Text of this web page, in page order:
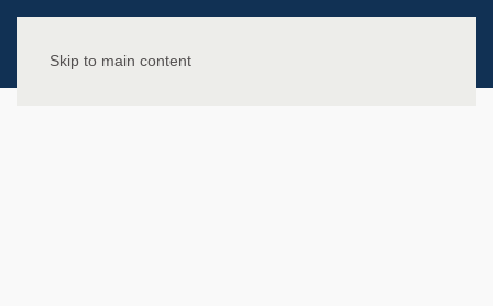
Skip to main content